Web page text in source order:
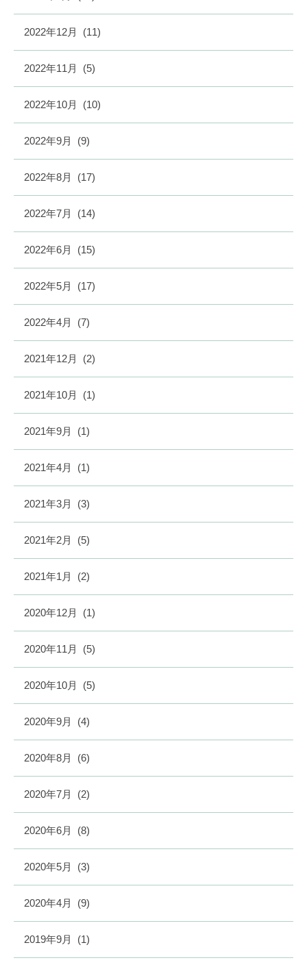
2022年12月 (11)
2022年11月 (5)
2022年10月 (10)
2022年9月 (9)
2022年8月 (17)
2022年7月 (14)
2022年6月 (15)
2022年5月 (17)
2022年4月 (7)
2021年12月 (2)
2021年10月 (1)
2021年9月 (1)
2021年4月 (1)
2021年3月 (3)
2021年2月 (5)
2021年1月 (2)
2020年12月 (1)
2020年11月 (5)
2020年10月 (5)
2020年9月 (4)
2020年8月 (6)
2020年7月 (2)
2020年6月 (8)
2020年5月 (3)
2020年4月 (9)
2019年9月 (1)